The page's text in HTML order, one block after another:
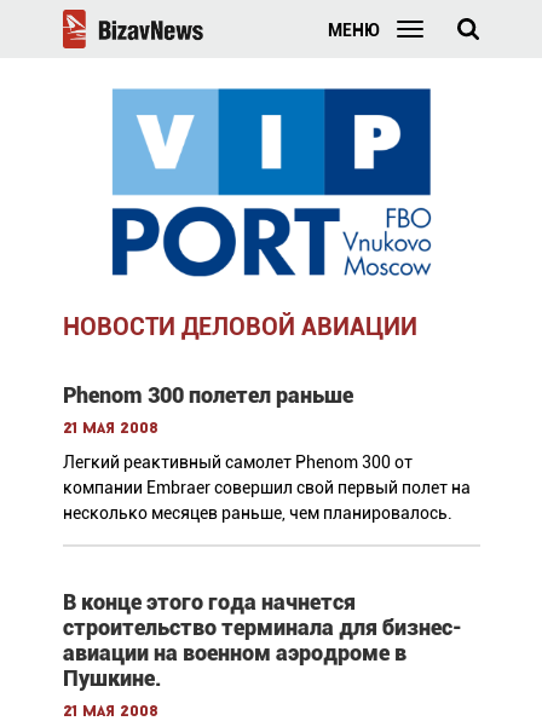
МЕНЮ
НОВОСТИ ДЕЛОВОЙ АВИАЦИИ
Phenom 300 полетел раньше
21 мая 2008
Легкий реактивный самолет Phenom 300 от
компании Embraer совершил свой первый полет на
несколько месяцев раньше, чем планировалось.
В конце этого года начнется
строительство терминала для бизнес-
авиации на военном аэродроме в
Пушкине.
21 мая 2008